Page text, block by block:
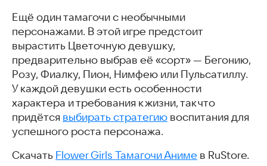
Ещё один тамагочи с необычными
персонажами. В этой игре предстоит
вырастить Цветочную девушку,
предварительно выбрав её «сорт» — Бегонию,
Розу, Фиалку, Пион, Нимфею или Пульсатиллу.
У каждой девушки есть особенности
характера и требования к жизни, так что
придётся выбирать стратегию воспитания для
успешного роста персонажа.
Скачать Flower Girls Тамагочи Аниме в RuStore.